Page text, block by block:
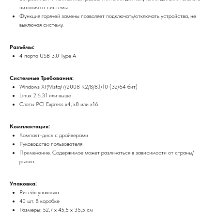
питания от системы
Функция горячей замены позволяет подключать/отключать устройства, не
выключая систему.
Разъёмы:
4 порта USB 3.0 Type A
Системные Требования:
Windows XP/Vista/7/2008 R2/8/8.1/10 (32/64 бит)
Linux 2.6.31 или выше
Слоты PCI Express x4, x8 или x16
Комплектация:
Компакт-диск с драйверами
Руководство пользователя
Примечание. Содержимое может различаться в зависимости от страны/
рынка.
Упаковка:
Ритейл упаковка
40 шт. В коробке
Размеры: 52,7 х 45,5 х 35,5 см